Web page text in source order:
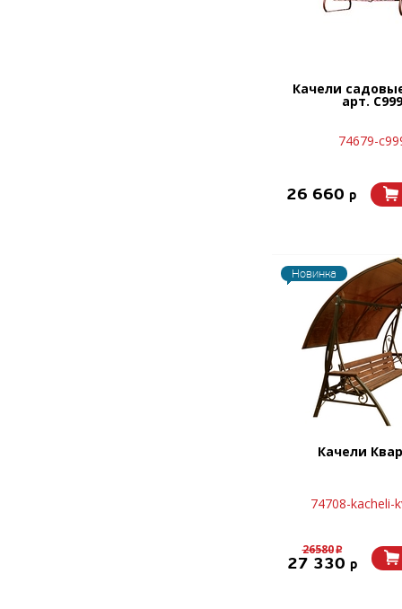
Качели
арт. С999
74679-
26 660 p
Новинка
Качели
74708-kacheli-
26580p
27 330 p